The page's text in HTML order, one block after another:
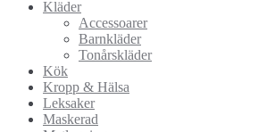
Kläder
Accessoarer
Barnkläder
Tonårskläder
Kök
Kropp & Hälsa
Leksaker
Maskerad